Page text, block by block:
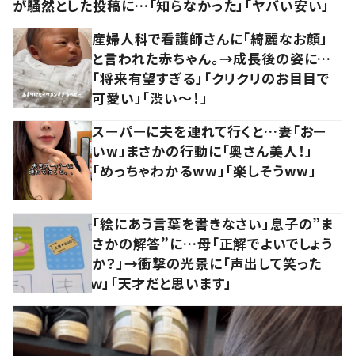
が騒然とした投稿に…「知らなかった」「ヤバい安い」
産婦人科で看護師さんに「綺麗なお顔」
と言われた赤ちゃん。→成長後の姿に…
「将来有望すぎる」「クリクリのお目目で
可愛い」「渋い～！」
スーパーに夫を連れて行くと…妻「おー
いw」まさかの行動に「奥さん美人！」
「めっちゃわかるww」「楽しそうww」
「絵にあう言葉を書きなさい」息子の”ま
さかの解答”に…母「正解でよいでしょう
か？」→衝撃の光景に「声出して笑った
ｗ」「天才だと思います」